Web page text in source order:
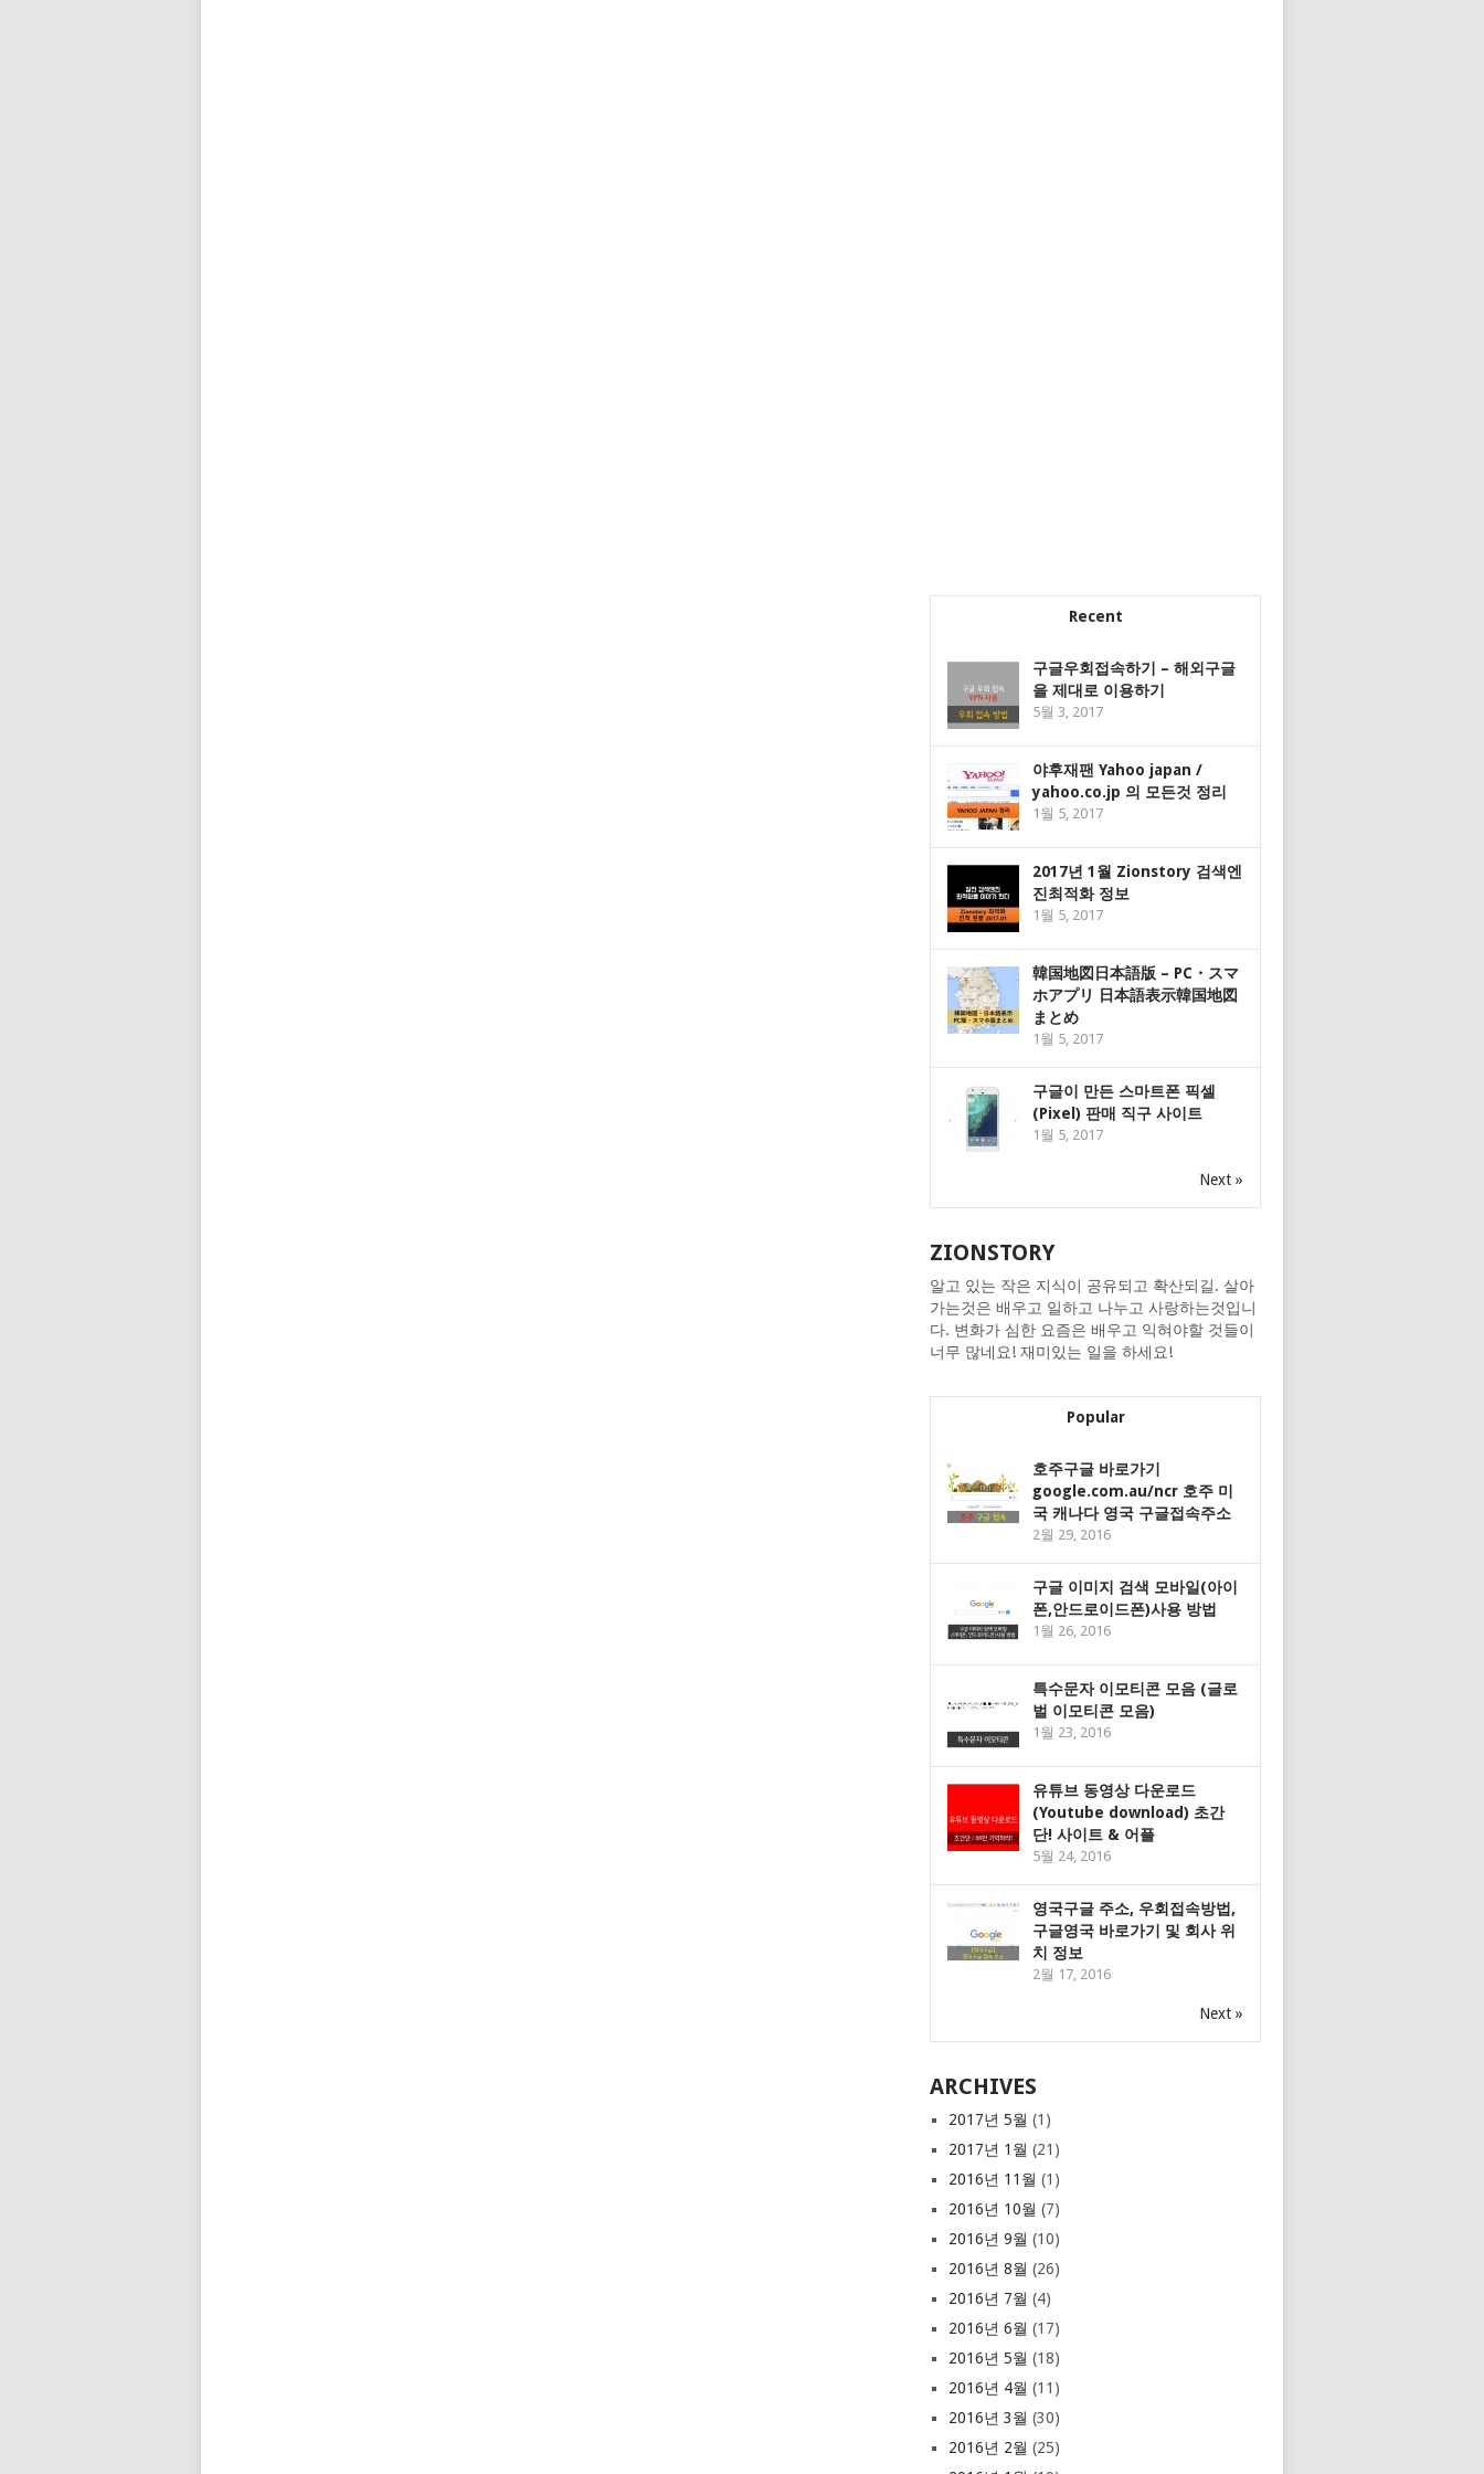
Recent
구글우회접속하기 – 해외구글
을 제대로 이용하기
5월 3, 2017
야후재팬 Yahoo japan /
yahoo.co.jp 의 모든것 정리
1월 5, 2017
2017년 1월 Zionstory 검색엔
진최적화 정보
1월 5, 2017
韓国地図日本語版 – PC・スマ
ホアプリ 日本語表示韓国地図
まとめ
1월 5, 2017
구글이 만든 스마트폰 픽셀
(Pixel) 판매 직구 사이트
1월 5, 2017
Next »
ZIONSTORY
알고 있는 작은 지식이 공유되고 확산되길. 살아
가는것은 배우고 일하고 나누고 사랑하는것입니
다. 변화가 심한 요즘은 배우고 익혀야할 것들이
너무 많네요! 재미있는 일을 하세요!
Popular
호주구글 바로가기
google.com.au/ncr 호주 미
국 캐나다 영국 구글접속주소
2월 29, 2016
구글 이미지 검색 모바일(아이
폰,안드로이드폰)사용 방법
1월 26, 2016
특수문자 이모티콘 모음 (글로
벌 이모티콘 모음)
1월 23, 2016
유튜브 동영상 다운로드
(Youtube download) 초간
단! 사이트 & 어플
5월 24, 2016
영국구글 주소, 우회접속방법,
구글영국 바로가기 및 회사 위
치 정보
2월 17, 2016
Next »
ARCHIVES
2017년 5월 (1)
2017년 1월 (21)
2016년 11월 (1)
2016년 10월 (7)
2016년 9월 (10)
2016년 8월 (26)
2016년 7월 (4)
2016년 6월 (17)
2016년 5월 (18)
2016년 4월 (11)
2016년 3월 (30)
2016년 2월 (25)